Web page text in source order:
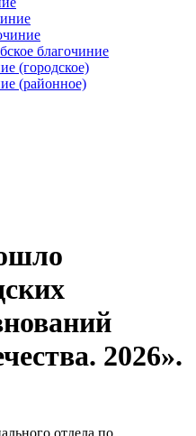
благочиние
(городское)
(районное)
2026».
отдела по